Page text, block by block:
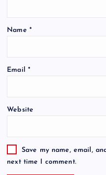
Name *
Email *
Website
Save my name, email,
next time I comment.